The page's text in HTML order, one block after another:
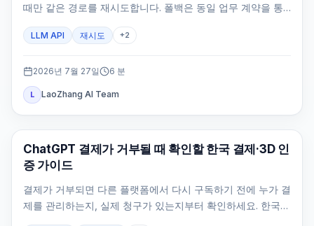
때만 같은 경로를 재시도합니다. 폴백은 동일 업무 계약을 통
LLM API 재시도 +2
2026년 7월 27일 6 분
L LaoZhang AI Team
ChatGPT
ChatGPT 결제가 거부될 때 확인할 한국 결제·3D 인
증 가이드
결제가 거부되면 다른 플랫폼에서 다시 구독하기 전에 누가 결
제를 관리하는지, 실제 청구가 있는지부터 확인하세요. 한국